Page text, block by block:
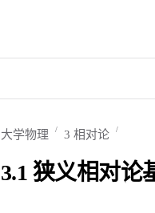
大学物理 3 相对论
3.1 狭义相对论